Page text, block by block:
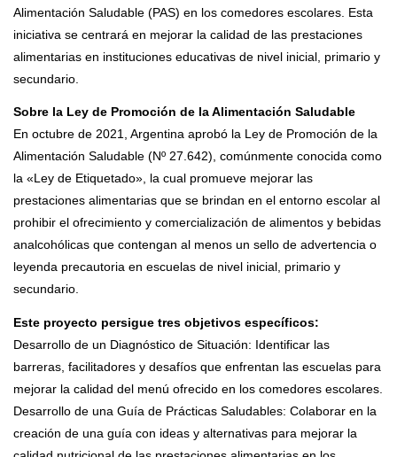
Alimentación Saludable (PAS) en los comedores escolares. Esta
iniciativa se centrará en mejorar la calidad de las prestaciones
alimentarias en instituciones educativas de nivel inicial, primario y
secundario.
Sobre la Ley de Promoción de la Alimentación Saludable
En octubre de 2021, Argentina aprobó la Ley de Promoción de la
Alimentación Saludable (Nº 27.642), comúnmente conocida como
la «Ley de Etiquetado», la cual promueve mejorar las
prestaciones alimentarias que se brindan en el entorno escolar al
prohibir el ofrecimiento y comercialización de alimentos y bebidas
analcohólicas que contengan al menos un sello de advertencia o
leyenda precautoria en escuelas de nivel inicial, primario y
secundario.
Este proyecto persigue tres objetivos específicos:
Desarrollo de un Diagnóstico de Situación: Identificar las
barreras, facilitadores y desafíos que enfrentan las escuelas para
mejorar la calidad del menú ofrecido en los comedores escolares.
Desarrollo de una Guía de Prácticas Saludables: Colaborar en la
creación de una guía con ideas y alternativas para mejorar la